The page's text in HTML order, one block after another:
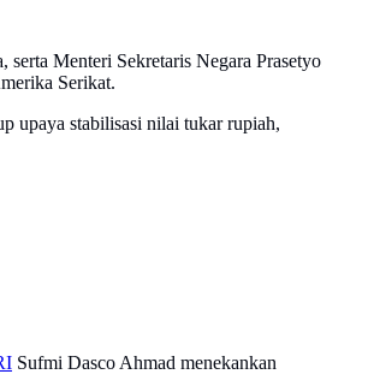
Menteri Sekretaris Negara Prasetyo
Serikat.
upaya stabilisasi nilai tukar rupiah,
Sufmi Dasco Ahmad menekankan